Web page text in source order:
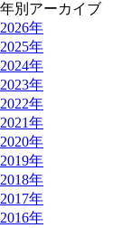
年別アーカイブ
2026年
2025年
2024年
2023年
2022年
2021年
2020年
2019年
2018年
2017年
2016年